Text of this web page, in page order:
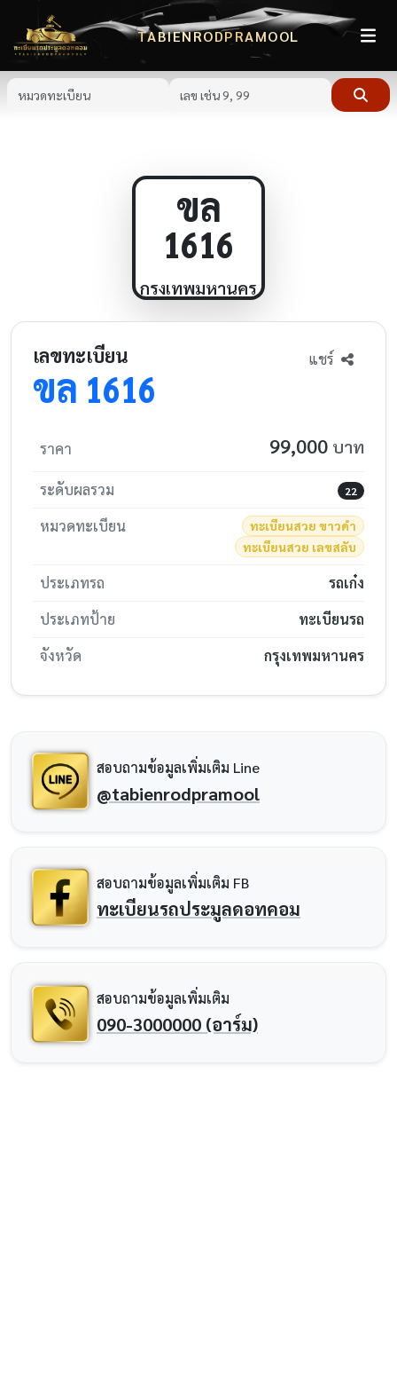
TABIENRODPRAMOOL
ขล
1616
กรุงเทพมหานคร
เลขทะเบียน
ขล 1616
แชร์
ราคา 99,000 บาท
ระดับผลรวม 22
หมวดทะเบียน
ทะเบียนสวย ขาวดำ
ทะเบียนสวย เลขสลับ
ประเภทรถ
รถเก๋ง
ประเภทป้าย
ทะเบียนรถ
จังหวัด
กรุงเทพมหานคร
สอบถามข้อมูลเพิ่มเติม Line
@tabienrodpramool
สอบถามข้อมูลเพิ่มเติม FB
ทะเบียนรถประมูลดอทคอม
สอบถามข้อมูลเพิ่มเติม
090-3000000 (อาร์ม)